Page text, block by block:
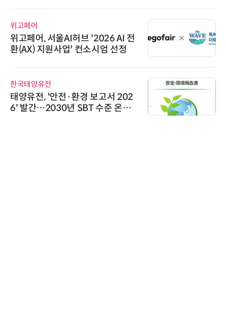
로옴, 발진 출력 4배 높인 2세대 테
라헤르츠파 발진 디바이스 개발
'자동화 산업의 새로운 가능성'…
인아그룹 전국 7개 도시 세미나 페